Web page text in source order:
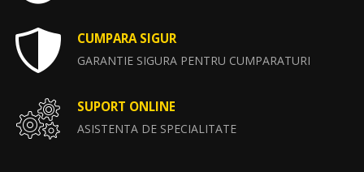
CUMPARA SIGUR
GARANTIE SIGURA PENTRU CUMPARATURI
SUPORT ONLINE
ASISTENTA DE SPECIALITATE